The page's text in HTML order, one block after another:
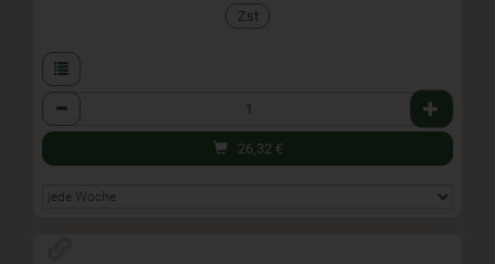
Zst
Anzahl
26,32 €